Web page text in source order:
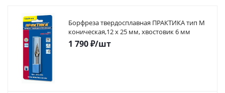
Борфреза твердосплавная ПРАКТИКА тип M
коническая,12 х 25 мм, хвостовик 6 мм
1 790₽/шт